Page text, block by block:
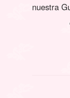
nuestra